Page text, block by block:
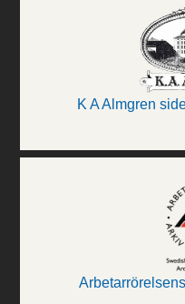
K A Almgren